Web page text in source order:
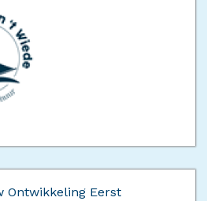
Ontwikkeling Eerst